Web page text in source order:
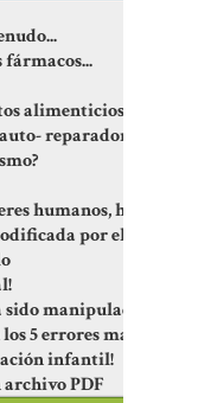
alimenticios y
reparadores
humanos, ha
por el
manipulada!
5 errores más
infantil!
archivo PDF